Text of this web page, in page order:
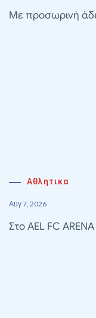
Με προσωρινή
Αθλητικα
Αυγ 7, 2026
Στο AEL FC